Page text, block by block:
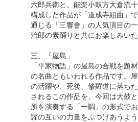
六郎兵衛と、能楽小鼓方大倉流
構成した作品が「道成寺組曲」
通じる「三響會」の人気演目の
治郎の素踊りと共にお楽しみいた
三、「屋島」
「平家物語」の屋島の合戦を題
の名曲ともいわれる作品です。
の活躍や、死後、修羅道に落ち
されるこの作品を、今回は大鼓
所を演奏する「一調」の形式で
謡の互いの力量をぶつけあうよ